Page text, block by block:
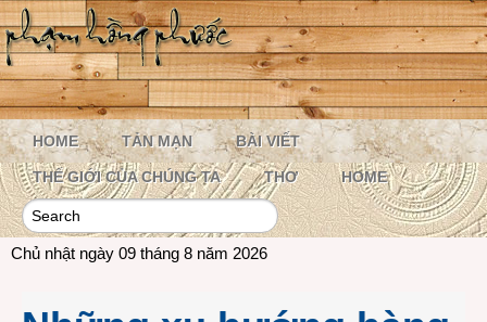
HOME TẢN MẠN BÀI VIẾT
THẾ GIỚI CỦA CHÚNG TA THƠ HOME
Chủ nhật ngày 09 tháng 8 năm 2026